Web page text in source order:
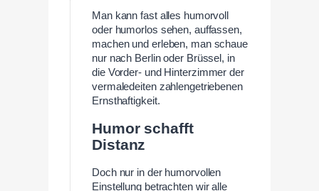
Man kann fast alles humorvoll
oder humorlos sehen, auffassen,
machen und erleben, man schaue
nur nach Berlin oder Brüssel, in
die Vorder- und Hinterzimmer der
vermaledeiten zahlengetriebenen
Ernsthaftigkeit.
Humor schafft
Distanz
Doch nur in der humorvollen
Einstellung betrachten wir alle